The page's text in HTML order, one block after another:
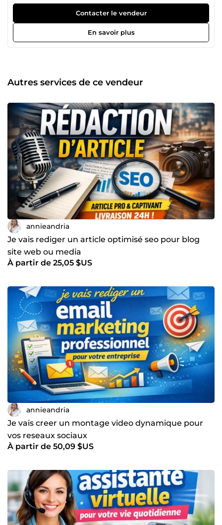
événements, etc.). Mon objectif : transformer vos rushs en
vidéos dynamiques, modernes et prêtes à séduire votre
audience. Je maîtrise les techniques de montage,
d’habillage graphique et de storytelling pour donner du
rythme et de l’émotion à vos vidéos. Chaque projet est
prends en main vos vidéos de A à Z.
Contacter le vendeur
En savoir plus
Autres services de ce vendeur
annieandria
Je vais rediger un article optimisé seo pour blog
site web ou media
À partir de 25,05 $US
annieandria
Je vais creer un montage video dynamique pour
vos reseaux sociaux
À partir de 50,09 $US